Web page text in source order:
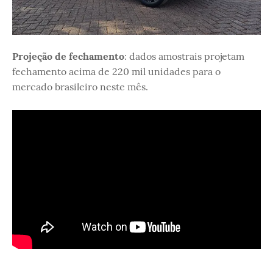
Projeção de fechamento: dados amostrais projetam
fechamento acima de 220 mil unidades para o
mercado brasileiro neste mês.